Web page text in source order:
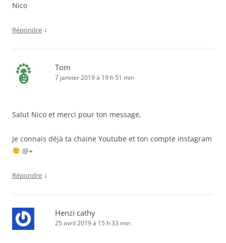
Nico
Répondre ↓
Tom
7 janvier 2019 à 19 h 51 min
Salut Nico et merci pour ton message,
Je connais déjà ta chaine Youtube et ton compte instagram
@+
Répondre ↓
Henzi cathy
25 avril 2019 à 15 h 33 min